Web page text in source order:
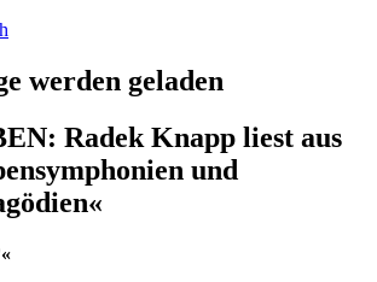
werden geladen
Radek Knapp liest aus
und